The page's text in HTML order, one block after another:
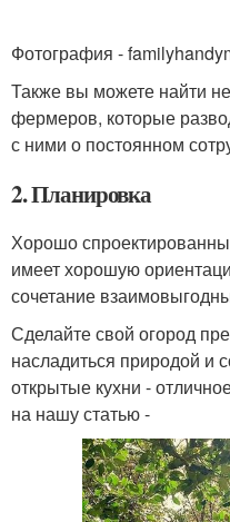
Фотография -
Также вы можете найти
фермеров, которые
с ними о постоянном
2. Планировка
Хорошо
имеет хорошую
сочетание
Сделайте свой огород
насладиться природой и
открытые кухни -
на нашу статью -